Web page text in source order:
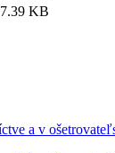
KB
a v